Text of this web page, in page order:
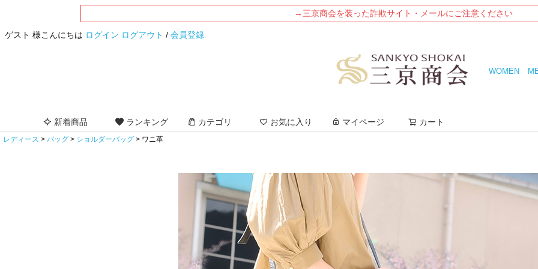
→三京商会を装った詐欺サイト・メールにご注意ください
ゲスト 様こんにちは ログイン ログアウト / 会員登録
WOMEN
新着商品 ランキング カテゴリ お気に入り マイページ カート
レディース バッグ ショルダーバッグ ワニ革